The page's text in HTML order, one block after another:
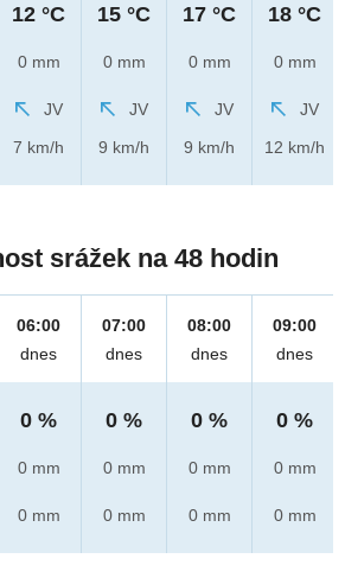
12 °C
0 mm
JV
7 km/h
15 °C
0 mm
JV
9 km/h
17 °C
0 mm
JV
9 km/h
18 °C
0 mm
JV
12 km/h
srážek na 48 hodin
06:00
dnes
0 %
0 mm
0 mm
07:00
dnes
0 %
0 mm
0 mm
08:00
dnes
0 %
0 mm
0 mm
09:00
dnes
0 %
0 mm
0 mm